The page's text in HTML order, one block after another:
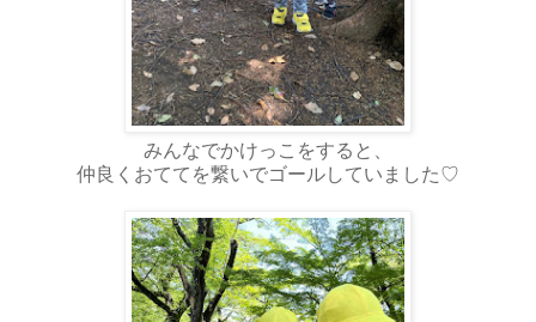
みんなでかけっこをすると、
仲良くおててを繋いでゴールしていました♡